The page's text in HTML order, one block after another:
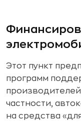
Этот пункт
программ
частности,
на средства